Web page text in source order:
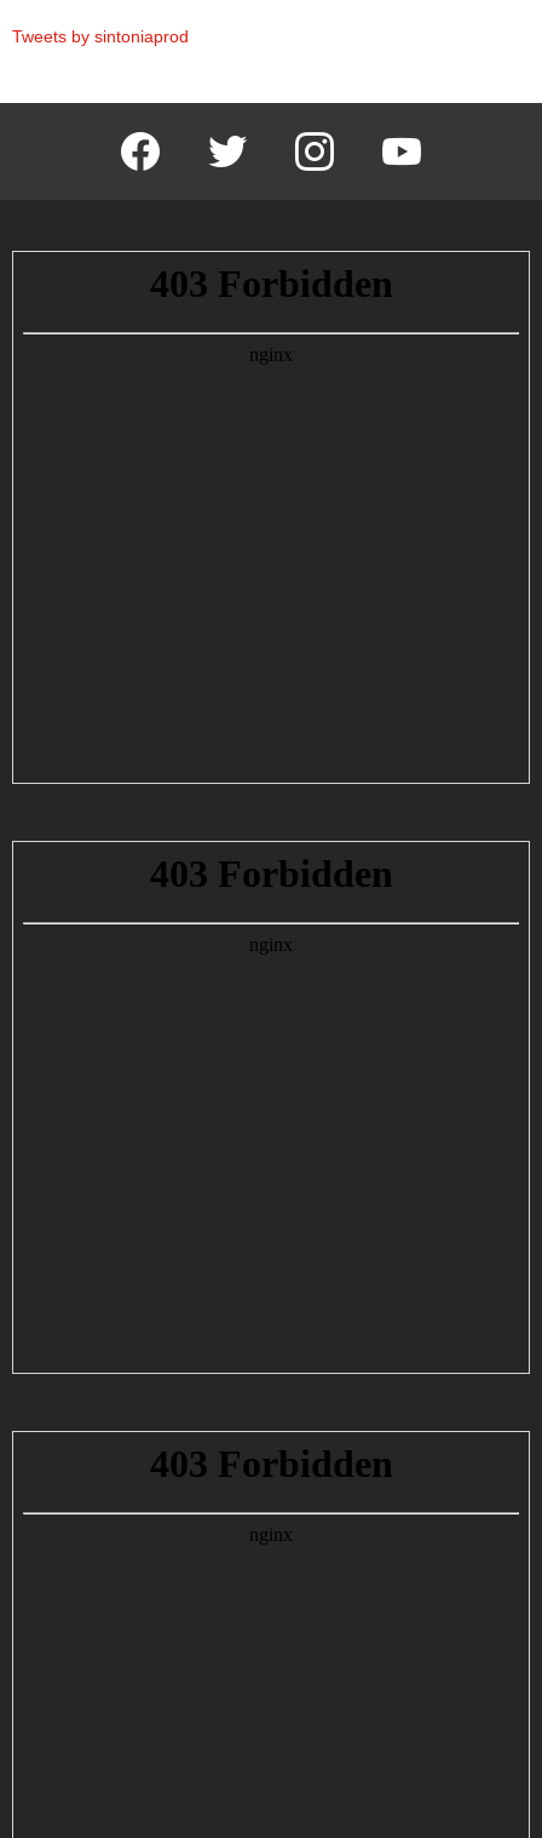
Tweets by sintoniaprod
facebook twitter instagram youtube